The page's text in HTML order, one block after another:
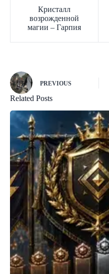
Кристалл
возрожденной
магии – Гарпия
PREVIOUS
Related Posts